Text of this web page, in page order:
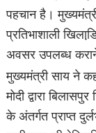
पहचान है।
प्रतिभाशाली
अवसर उपलब्ध
मुख्यमंत्री साय ने
मोदी द्वारा
के अंतर्गत प्राप्त